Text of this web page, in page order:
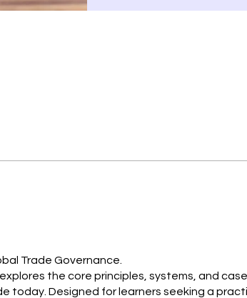
Trade Governance.
the core principles, systems, and
today. Designed for learners seeking a